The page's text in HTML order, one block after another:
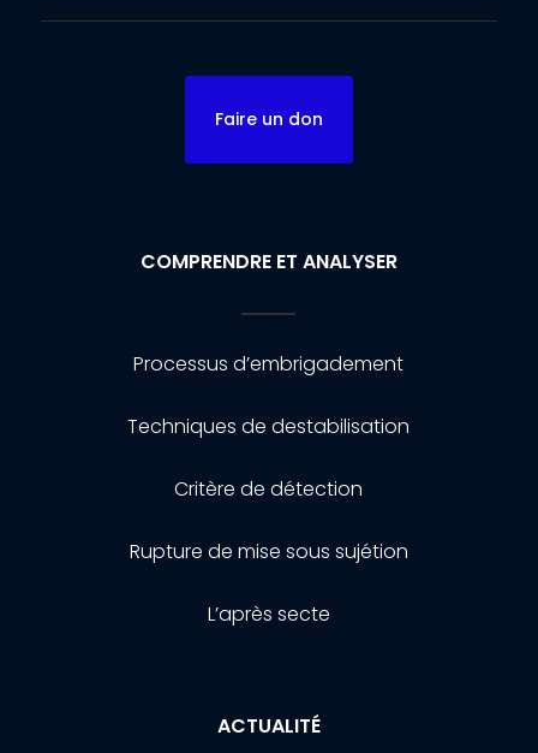
Faire un don
COMPRENDRE ET ANALYSER
Processus d’embrigadement
Techniques de destabilisation
Critère de détection
Rupture de mise sous sujétion
L’après secte
ACTUALITÉ